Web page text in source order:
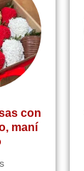
con
maní